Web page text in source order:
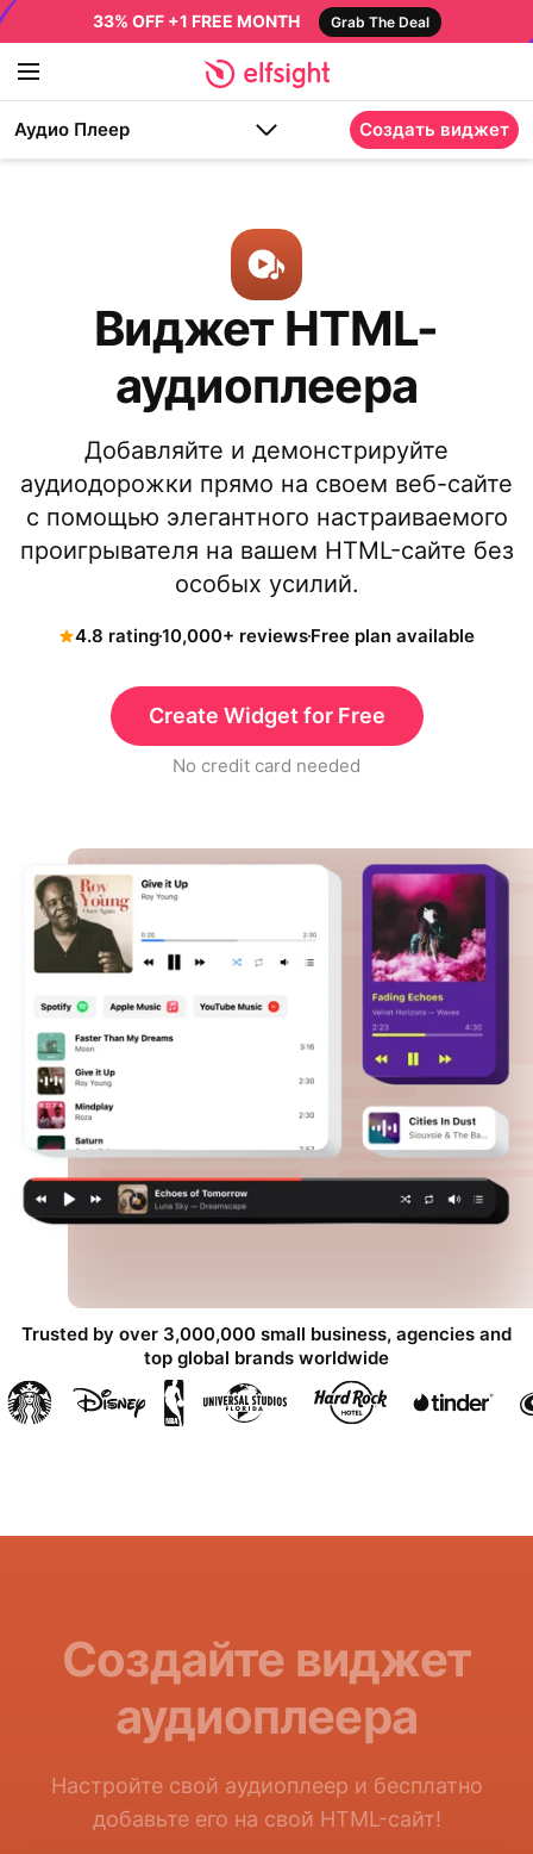
33% OFF +1 FREE MONTH Grab The Deal
Аудио Плеер Создать виджет
Виджет HTML-
аудиоплеера
Добавляйте и демонстрируйте
аудиодорожки прямо на своем веб-сайте
с помощью элегантного настраиваемого
проигрывателя на вашем HTML-сайте без
особых усилий.
4.8 rating10,000+ reviewsFree plan available
Create Widget for Free
No credit card needed
Trusted by over 3,000,000 small business, agencies and
top global brands worldwide
Создайте виджет
аудиоплеера
Настройте свой аудиоплеер и бесплатно
добавьте его на свой HTML-сайт!